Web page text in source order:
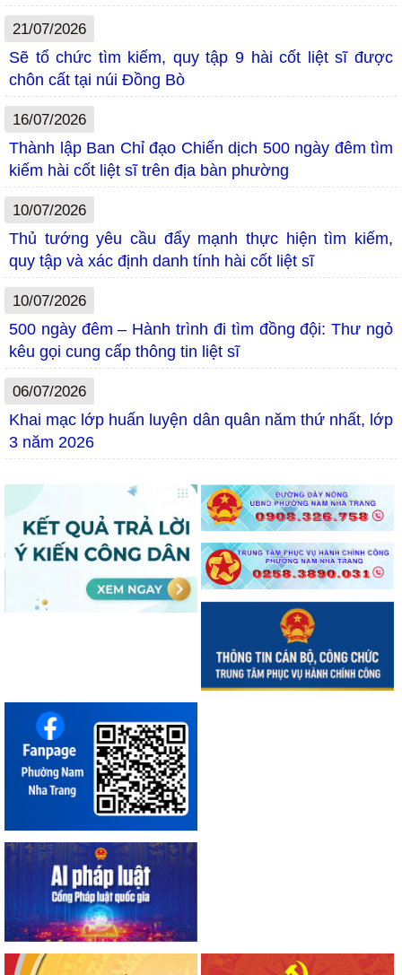
21/07/2026
Sẽ tổ chức tìm kiếm, quy tập 9 hài cốt liệt sĩ được
chôn cất tại núi Đồng Bò
16/07/2026
Thành lập Ban Chỉ đạo Chiến dịch 500 ngày đêm tìm
kiếm hài cốt liệt sĩ trên địa bàn phường
10/07/2026
Thủ tướng yêu cầu đẩy mạnh thực hiện tìm kiếm,
quy tập và xác định danh tính hài cốt liệt sĩ
10/07/2026
500 ngày đêm – Hành trình đi tìm đồng đội: Thư ngỏ
kêu gọi cung cấp thông tin liệt sĩ
06/07/2026
Khai mạc lớp huấn luyện dân quân năm thứ nhất, lớp
3 năm 2026